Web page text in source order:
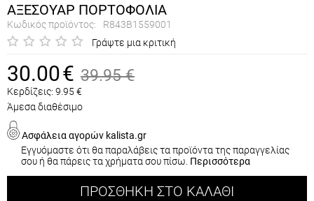
ΑΞΕΣΟΥΑΡ ΠΟΡΤΟΦΟΛΙΑ
Κωδικός προϊόντος:
R843B1559001
Γράψτε μια κριτική
30.00€ 39.95 €
Κερδίζεις: 9.95 €
Άμεσα διαθέσιμο
Ασφάλεια αγορών kalista.gr
Εγγυόμαστε ότι θα παραλάβεις τα προϊόντα της παραγγελίας
σου ή θα πάρεις τα χρήματα σου πίσω. Περισσότερα
ΠΡΟΣΘΉΚΗ ΣΤΟ ΚΑΛΆΘΙ